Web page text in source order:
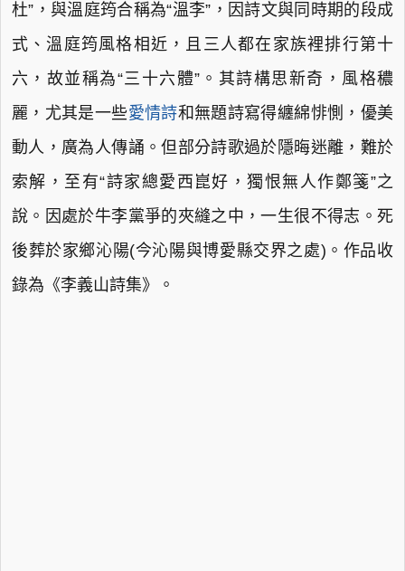
杜”，與溫庭筠合稱為“溫李”，因詩文與同時期的段成
式、溫庭筠風格相近，且三人都在家族裡排行第十
六，故並稱為“三十六體”。其詩構思新奇，風格穠
麗，尤其是一些愛情詩和無題詩寫得纏綿悱惻，優美
動人，廣為人傳誦。但部分詩歌過於隱晦迷離，難於
索解，至有“詩家總愛西崑好，獨恨無人作鄭箋”之
說。因處於牛李黨爭的夾縫之中，一生很不得志。死
後葬於家鄉沁陽(今沁陽與博愛縣交界之處)。作品收
錄為《李義山詩集》。